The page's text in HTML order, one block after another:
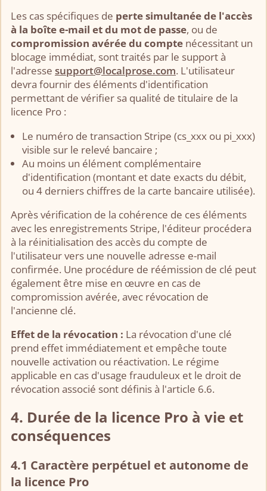
Les cas spécifiques de perte simultanée de l'accès
à la boîte e-mail et du mot de passe, ou de
compromission avérée du compte nécessitant un
blocage immédiat, sont traités par le support à
l'adresse support@localprose.com. L'utilisateur
devra fournir des éléments d'identification
permettant de vérifier sa qualité de titulaire de la
licence Pro :
Le numéro de transaction Stripe (cs_xxx ou pi_xxx)
visible sur le relevé bancaire ;
Au moins un élément complémentaire
d'identification (montant et date exacts du débit,
ou 4 derniers chiffres de la carte bancaire utilisée).
Après vérification de la cohérence de ces éléments
avec les enregistrements Stripe, l'éditeur procédera
à la réinitialisation des accès du compte de
l'utilisateur vers une nouvelle adresse e-mail
confirmée. Une procédure de réémission de clé peut
également être mise en œuvre en cas de
compromission avérée, avec révocation de
l'ancienne clé.
Effet de la révocation : La révocation d'une clé
prend effet immédiatement et empêche toute
nouvelle activation ou réactivation. Le régime
applicable en cas d'usage frauduleux et le droit de
révocation associé sont définis à l'article 6.6.
4. Durée de la licence Pro à vie et
conséquences
4.1 Caractère perpétuel et autonome de
la licence Pro